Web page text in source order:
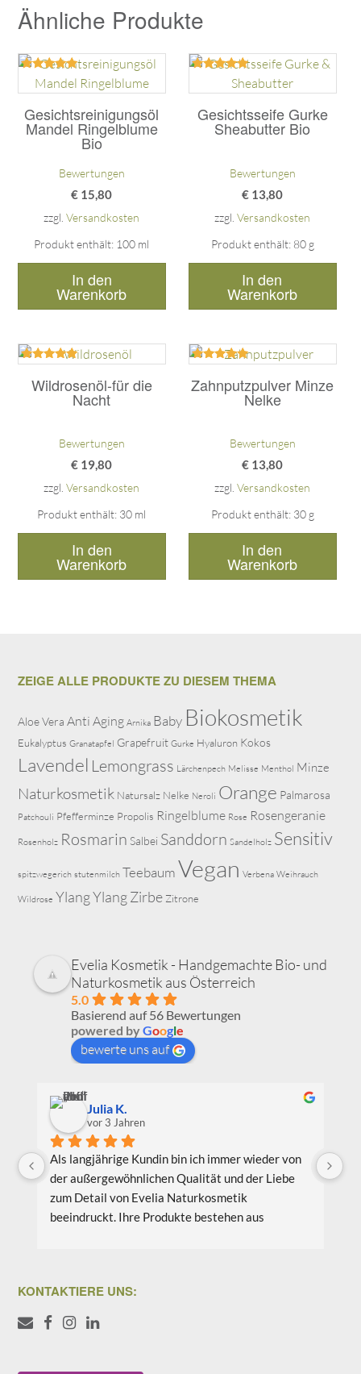
Ähnliche Produkte
Gesichtsreinigungsöl
Mandel Ringelblume
Bio
Bewertet
mit
von 5
Bewertungen
€ 15,80
zzgl.Versandkosten
Produkt enthält: 100 ml
In den
Warenkorb
Gesichtsseife Gurke
Sheabutter Bio
Bewertet
von 5
Bewertungen
€ 13,80
zzgl.Versandkosten
Produkt enthält: 80 g
In den
Warenkorb
Wildrosenöl-für die
Nacht
mit
5.00
Bewertungen
€ 19,80
zzgl.Versandkosten
Produkt enthält: 30 ml
In den
Warenkorb
Zahnputzpulver Minze
Nelke
5.00
Bewertungen
€ 13,80
zzgl.Versandkosten
Produkt enthält: 30 g
In den
Warenkorb
ZEIGE ALLE PRODUKTE ZU DIESEM THEMA
Aloe Vera Anti Aging Arnika Baby Biokosmetik
Eukalyptus Granatapfel Grapefruit Gurke Hyaluron Kokos
Lavendel Lemongrass Lärchenpech Melisse Menthol Minze
Naturkosmetik Natursalz Nelke Neroli Orange Palmarosa
Patchouli Pfefferminze Propolis Ringelblume Rose Rosengeranie
Rosenholz Rosmarin Salbei Sanddorn Sandelholz Sensitiv
spitzwegerich stutenmilch TeebaumVegan Verbena Weihrauch
Wildrose Ylang YlangZirbe Zitrone
Evelia Kosmetik - Handgemachte Bio- und
Naturkosmetik aus Österreich
5.0
Basierend auf 56 Bewertungen
powered byGoogle
bewerte uns auf
Julia K.
vor 3 Jahren
Als langjährige Kundin bin ich immer wieder von
der außergewöhnlichen Qualität und der Liebe
zum Detail von Evelia Naturkosmetik
beeindruckt. Ihre Produkte bestehen aus
Lieblingsprodukte sind das Gesichtsöl Teebaum
Weide und das Aloe Vera Splash Bio.
KONTAKTIERE UNS: